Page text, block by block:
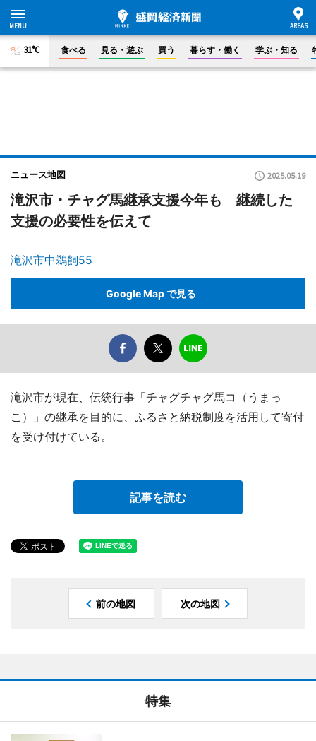
31°C 食べる 見る・遊ぶ 買う 暮らす・働く 学ぶ・知る
ニュース地図 2025.05.19
滝沢市・チャグ馬継承支援今年も 継続した
支援の必要性を伝えて
滝沢市中鵜飼55
Google Map で見る
滝沢市が現在、伝統行事「チャグチャグ馬コ（うまっ
こ）」の継承を目的に、ふるさと納税制度を活用して寄付
を受け付けている。
記事を読む
前の地図 次の地図
特集